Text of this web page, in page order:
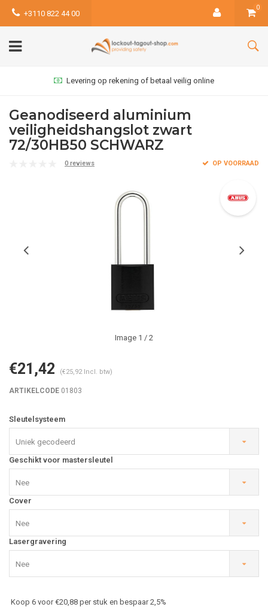
+3110 822 44 00
0
Levering op rekening of betaal veilig online
Geanodiseerd aluminium
veiligheidshangslot zwart
72/30HB50 SCHWARZ
0 reviews OP VOORRAAD
Image 1 / 2
€21,42 (€25,92 Incl. btw)
ARTIKELCODE 01803
Sleutelsysteem
Uniek gecodeerd
Geschikt voor mastersleutel
Nee
Cover
Nee
Lasergravering
Nee
Koop 6 voor €20,88 per stuk en bespaar 2,5%